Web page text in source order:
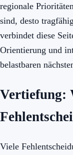
regionale
sind, desto
verbindet diese
Orientierung und
belastbaren
Vertiefung:
Viele